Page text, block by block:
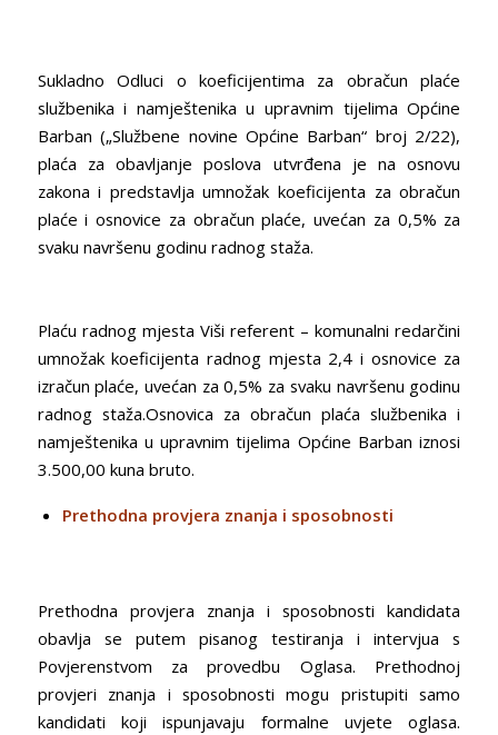
Sukladno Odluci o koeficijentima za obračun plaće
službenika i namještenika u upravnim tijelima Općine
Barban („Službene novine Općine Barban“ broj 2/22),
plaća za obavljanje poslova utvrđena je na osnovu
zakona i predstavlja umnožak koeficijenta za obračun
plaće i osnovice za obračun plaće, uvećan za 0,5% za
svaku navršenu godinu radnog staža.
Plaću radnog mjesta Viši referent – komunalni redarčini
umnožak koeficijenta radnog mjesta 2,4 i osnovice za
izračun plaće, uvećan za 0,5% za svaku navršenu godinu
radnog staža.Osnovica za obračun plaća službenika i
namještenika u upravnim tijelima Općine Barban iznosi
3.500,00 kuna bruto.
Prethodna provjera znanja i sposobnosti
Prethodna provjera znanja i sposobnosti kandidata
obavlja se putem pisanog testiranja i intervjua s
Povjerenstvom za provedbu Oglasa. Prethodnoj
provjeri znanja i sposobnosti mogu pristupiti samo
kandidati koji ispunjavaju formalne uvjete oglasa.